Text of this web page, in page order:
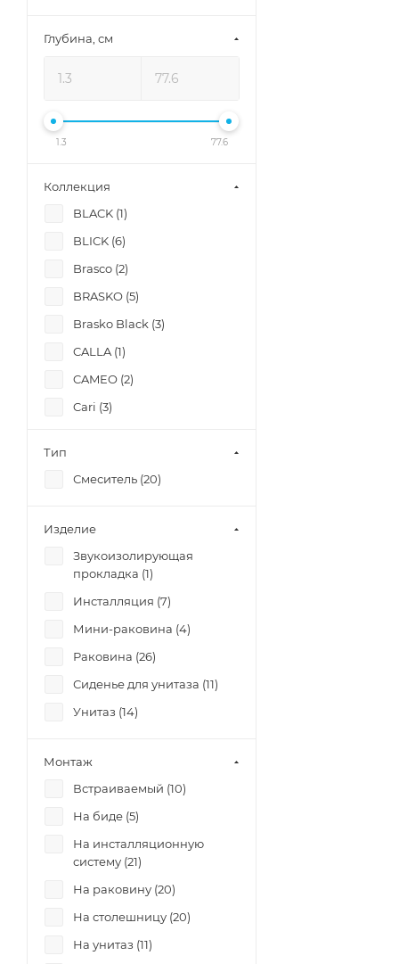
Сиденья 11
Системы
Стойки
Шкафы-пеналы
Глубина, см
1.3 77.6
Коллекция
BLACK (1)
BLICK (6)
Brasco (2)
BRASKO (5)
Brasko Black (3)
CALLA (1)
CAMEO (2)
Cari (3)
3
COMO (5)
CORNER (3)
CREA (3)
DELFI (2)
Elio (3)
ERICA ( 6)
FLAVIS (
Geo (3)
GRANT (1 )
GRANTA (1)
Тип
Смеситель (20)
Изделие
Звукоизолирующая
прокладка (1)
Инсталляция (7)
Мини-раковина (4)
Раковина (26)
Сиденье для унитаза (11)
Унитаз (14)
Монтаж
Встраиваемый (10)
На биде (5)
На инсталляционную
систему (21)
На раковину (20)
На столешницу (20)
На унитаз (11)